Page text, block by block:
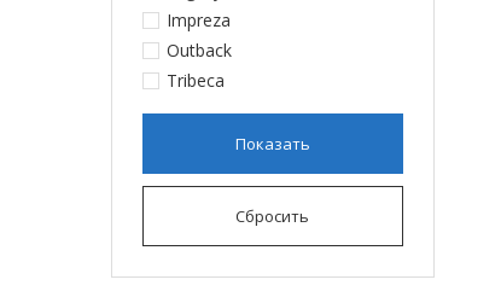
Impreza
Outback
Tribeca
Показать
Сбросить